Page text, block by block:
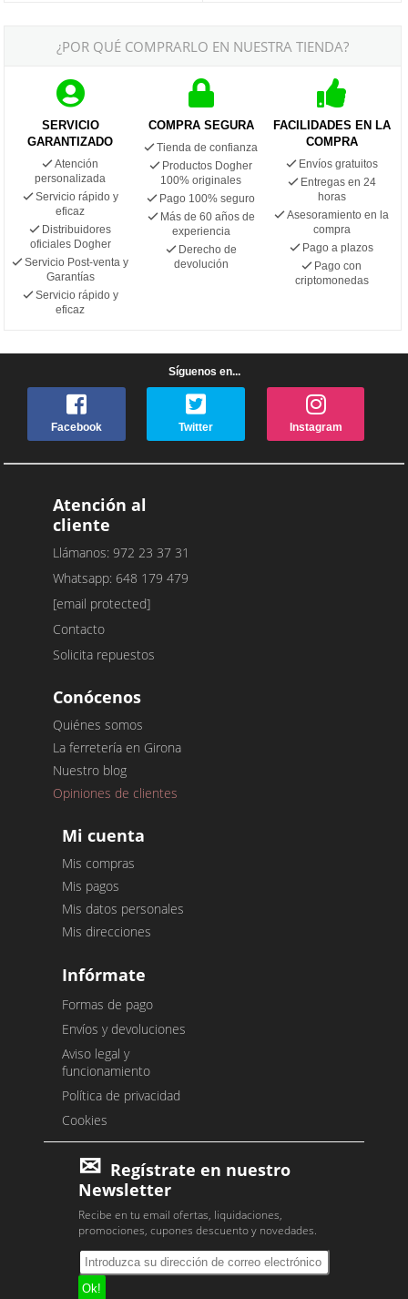
¿POR QUÉ COMPRARLO EN NUESTRA TIENDA?
SERVICIO
GARANTIZADO
Atención
personalizada
Servicio rápido y
eficaz
Distribuidores
oficiales Dogher
Servicio Post-venta y
Garantías
Servicio rápido y
eficaz
COMPRA SEGURA
Tienda de confianza
Productos Dogher
100% originales
Pago 100% seguro
Más de 60 años de
experiencia
Derecho de
devolución
FACILIDADES EN LA
COMPRA
Envíos gratuitos
Entregas en 24
horas
Asesoramiento en la
compra
Pago a plazos
Pago con
criptomonedas
Síguenos en...
Facebook Twitter Instagram
Atención al
cliente
Llámanos: 972 23 37 31
Whatsapp: 648 179 479
[email protected]
Contacto
Solicita repuestos
Conócenos
Quiénes somos
La ferretería en Girona
Nuestro blog
Opiniones de clientes
Mi cuenta
Mis compras
Mis pagos
Mis datos personales
Mis direcciones
Infórmate
Formas de pago
Envíos y devoluciones
Aviso legal y
funcionamiento
Política de privacidad
Cookies
Regístrate en nuestro
Newsletter
Recibe en tu email ofertas, liquidaciones,
promociones, cupones descuento y novedades.